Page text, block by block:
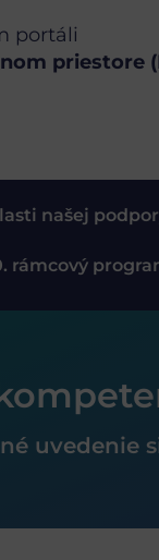
portáli
priestore
našej
rámcový
uvedenie